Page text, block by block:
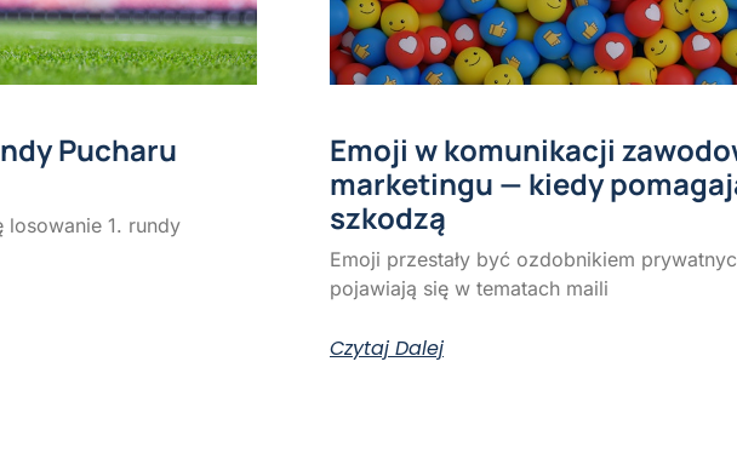
Pucharu
losowanie 1. rundy
Emoji w komunikacji
marketingu — kiedy
szkodzą
Emoji przestały być ozdobnikiem
pojawiają się w tematach maili
Czytaj Dalej